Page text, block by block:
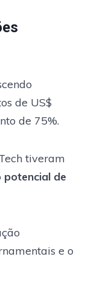
de US$
de 75%.
tiveram
potencial de
e o